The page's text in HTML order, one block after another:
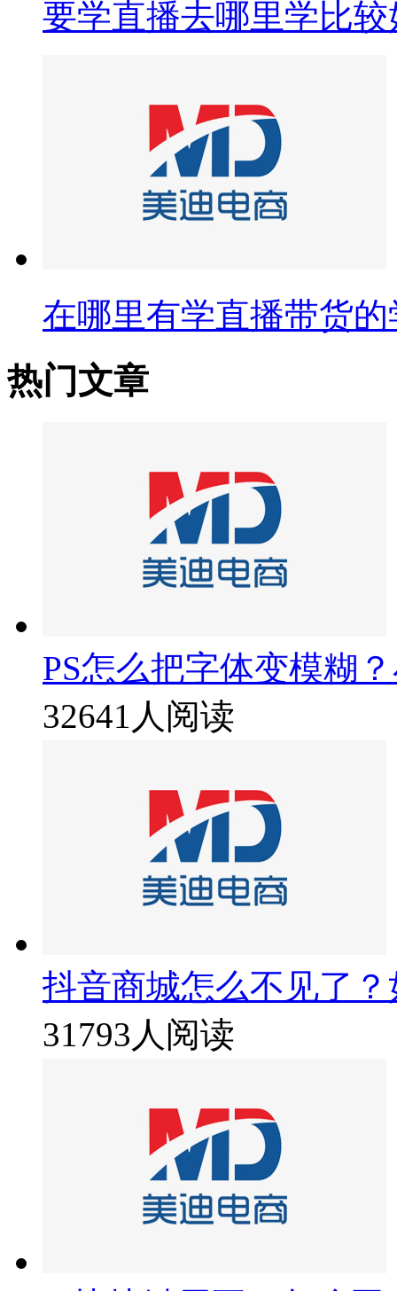
要学直播去哪里学比较
在哪里有学直播带货的
热门文章
PS怎么把字体变模糊
32641人阅读
抖音商城怎么不见了
31793人阅读